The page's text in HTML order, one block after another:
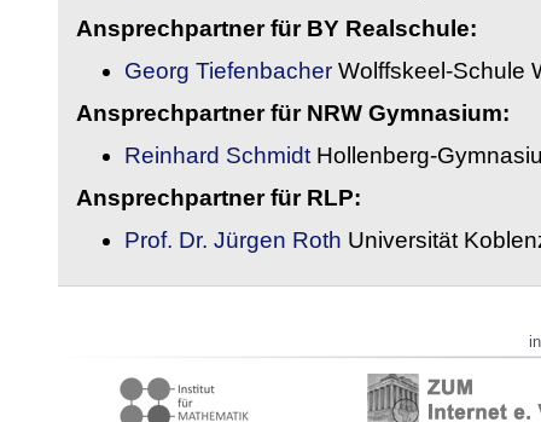
Ansprechpartner für BY Realschule:
Georg Tiefenbacher Wolffskeel-Schule
Ansprechpartner für NRW Gymnasium:
Reinhard Schmidt Hollenberg-
Ansprechpartner für RLP:
Prof. Dr. Jürgen Roth Universität